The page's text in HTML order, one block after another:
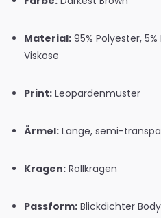
Material: 95% Polyester,
Viskose
Print: Leopardenmuster
Ärmel: Lange, semi-
Kragen: Rollkragen
Passform: Blickdichter